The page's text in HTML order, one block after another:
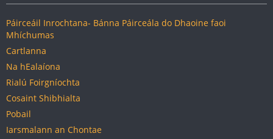
Páirceáil Inrochtana- Bánna Páirceála do Dhaoine faoi
Mhíchumas
Cartlanna
Na hEalaíona
Rialú Foirgníochta
Cosaint Shibhialta
Pobail
Iarsmalann an Chontae